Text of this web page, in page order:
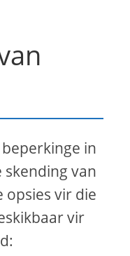
in
skending van
opsies vir die
vir